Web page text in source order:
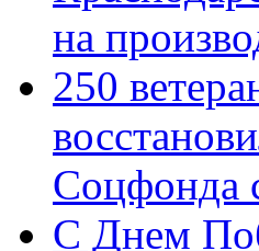
на
250
Соцфонда
С Днем